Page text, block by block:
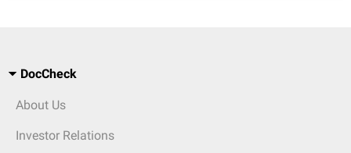
DocCheck
About Us
Investor Relations